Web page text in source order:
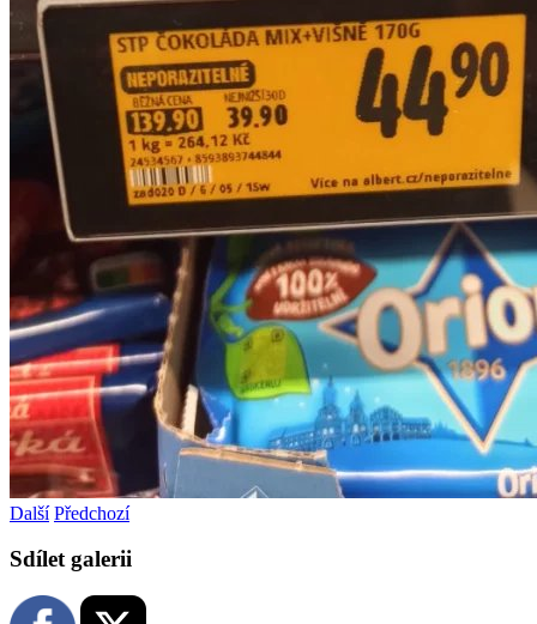
Další Předchozí
Sdílet galerii